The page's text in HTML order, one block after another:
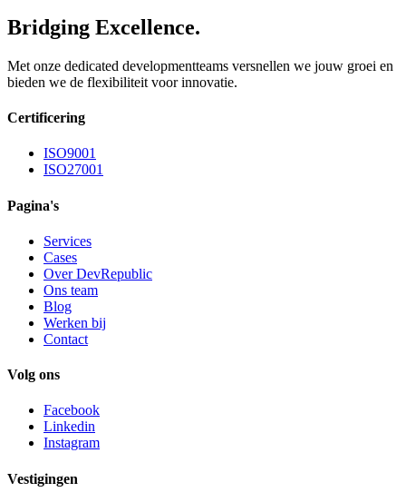
Bridging Excellence.
Met onze dedicated developmentteams versnellen we jouw groei en
bieden we de flexibiliteit voor innovatie.
Certificering
ISO9001
ISO27001
Pagina's
Services
Cases
Over DevRepublic
Ons team
Blog
Werken bij
Contact
Volg ons
Facebook
Linkedin
Instagram
Vestigingen